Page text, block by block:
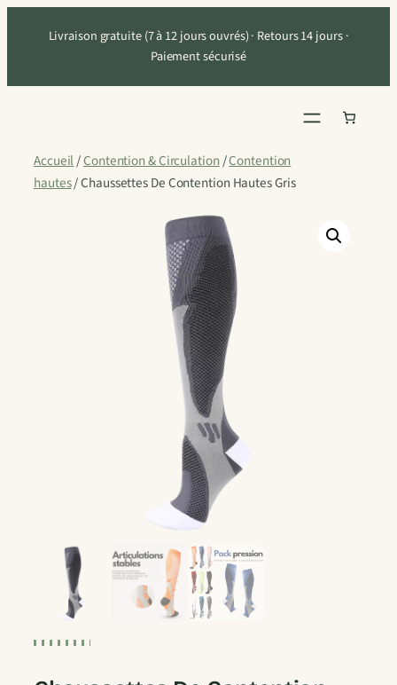
Livraison gratuite (7 à 12 jours ouvrés) · Retours 14 jours ·
Paiement sécurisé
Accueil/Contention & Circulation/Contention
hautes/ Chaussettes De Contention Hautes Gris